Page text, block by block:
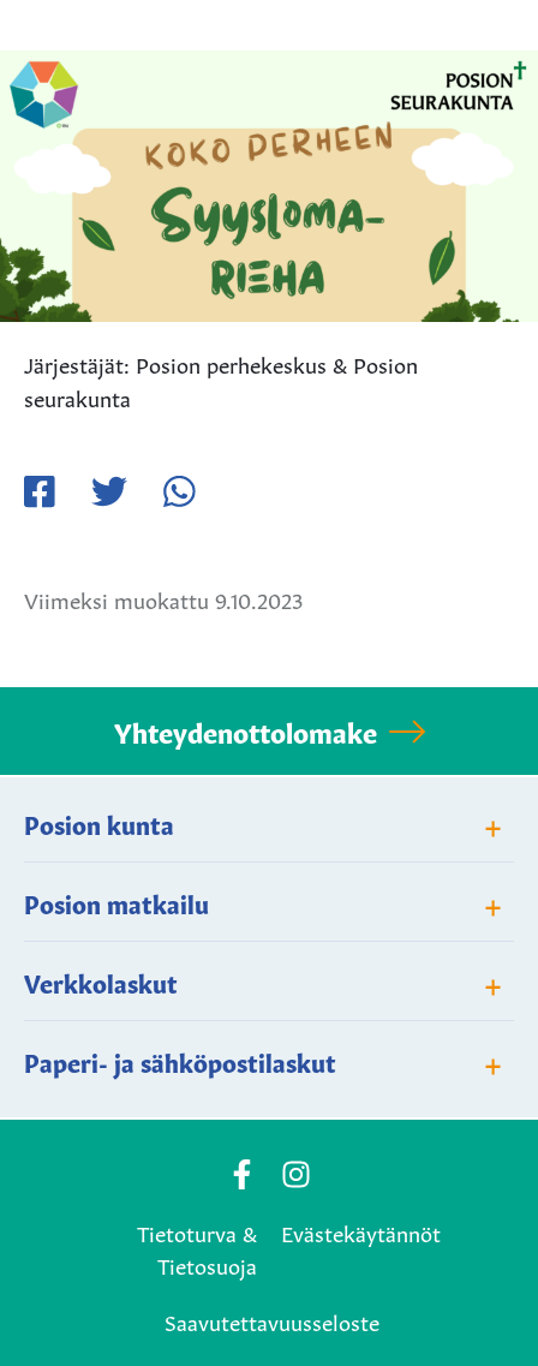
Järjestäjät: Posion perhekeskus & Posion
seurakunta
Viimeksi muokattu 9.10.2023
Yhteydenottolomake
Posion kunta +
Posion matkailu +
Verkkolaskut +
Paperi- ja sähköpostilaskut +
Posio
Facebook
page
Posio
Instagram
Tietoturva &
Tietosuoja
Evästekäytännöt
Saavutettavuusseloste